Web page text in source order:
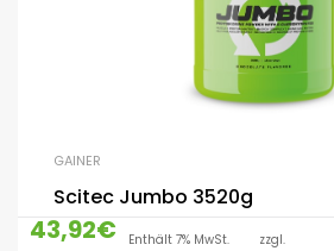
GAINER
Scitec Jumbo 3520g
43,92€
Enthält 7% MwSt.
zzgl.